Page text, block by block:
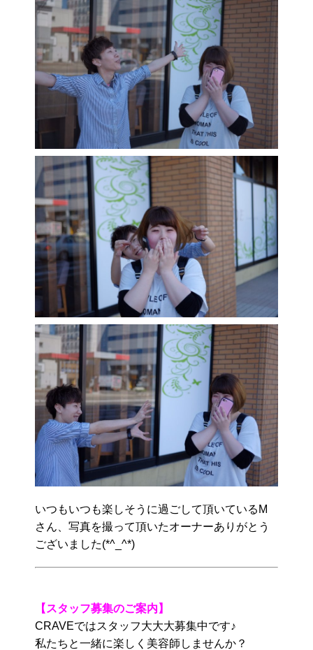
いつもいつも楽しそうに過ごして頂いているM
さん、写真を撮って頂いたオーナーありがとう
ございました(*^_^*)
【スタッフ募集のご案内】
CRAVEではスタッフ大大大募集中です♪
私たちと一緒に楽しく美容師しませんか？